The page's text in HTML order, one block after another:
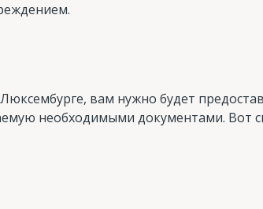
вам нужно будет
необходимыми документами. Вот